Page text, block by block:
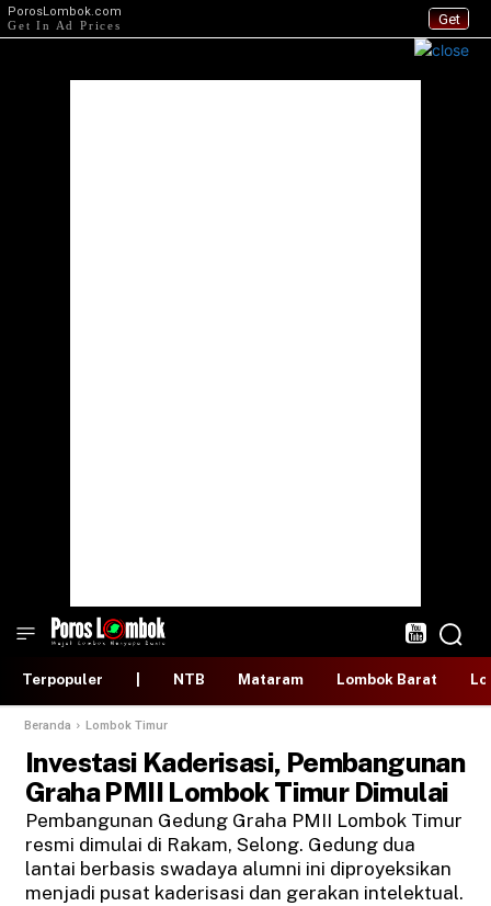
Get
PorosLombok.com
Get In Ad Prices
Terpopuler NTB Mataram Lombok Barat
Beranda Lombok Timur
Investasi Kaderisasi, Pembangunan
Graha PMII Lombok Timur Dimulai
Pembangunan Gedung Graha PMII Lombok Timur
resmi dimulai di Rakam, Selong. Gedung dua
lantai berbasis swadaya alumni ini diproyeksikan
menjadi pusat kaderisasi dan gerakan intelektual.